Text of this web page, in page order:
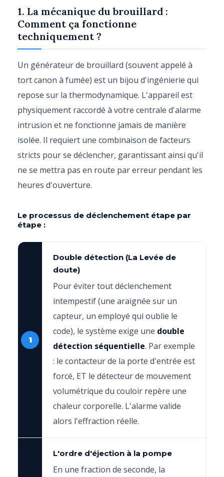
1. La mécanique du brouillard :
Comment ça fonctionne
techniquement ?
Un générateur de brouillard (souvent appelé à
tort canon à fumée) est un bijou d'ingénierie qui
repose sur la thermodynamique. L'appareil est
physiquement raccordé à votre centrale d'alarme
intrusion et ne fonctionne jamais de manière
isolée. Il requiert une combinaison de facteurs
stricts pour se déclencher, garantissant ainsi qu'il
ne se mettra pas en route par erreur pendant les
heures d'ouverture.
Le processus de déclenchement étape par
étape :
1
Double détection (La Levée de
doute)
Pour éviter tout déclenchement
intempestif (une araignée sur un
capteur, un employé qui oublie le
code), le système exige une double
détection séquentielle. Par exemple
: le contacteur de la porte d'entrée est
forcé, ET le détecteur de mouvement
volumétrique du couloir repère une
chaleur corporelle. L'alarme valide
alors l'effraction réelle.
L'ordre d'éjection à la pompe
En une fraction de seconde, la